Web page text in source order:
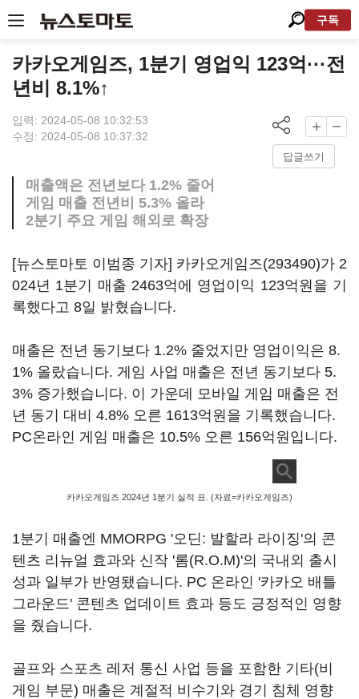
구독
카카오게임즈, 1분기 영업익 123억···전
년비 8.1%↑
입력: 2024-05-08 10:32:53
수정: 2024-05-08 10:37:32
답글쓰기
매출액은 전년보다 1.2% 줄어
게임 매출 전년비 5.3% 올라
2분기 주요 게임 해외로 확장
[뉴스토마토 이범종 기자] 카카오게임즈(293490)가 2
024년 1분기 매출 2463억에 영업이익 123억원을 기
록했다고 8일 밝혔습니다.
매출은 전년 동기보다 1.2% 줄었지만 영업이익은 8.
1% 올랐습니다. 게임 사업 매출은 전년 동기보다 5.
3% 증가했습니다. 이 가운데 모바일 게임 매출은 전
년 동기 대비 4.8% 오른 1613억원을 기록했습니다.
PC온라인 게임 매출은 10.5% 오른 156억원입니다.
카카오게임즈 2024년 1분기 실적 표. (자료=카카오게임즈)
1분기 매출엔 MMORPG '오딘: 발할라 라이징'의 콘
텐츠 리뉴얼 효과와 신작 '롬(R.O.M)'의 국내외 출시
성과 일부가 반영됐습니다. PC 온라인 '카카오 배틀
그라운드' 콘텐츠 업데이트 효과 등도 긍정적인 영향
을 줬습니다.
골프와 스포츠 레저 통신 사업 등을 포함한 기타(비
게임 부문) 매출은 계절적 비수기와 경기 침체 영향